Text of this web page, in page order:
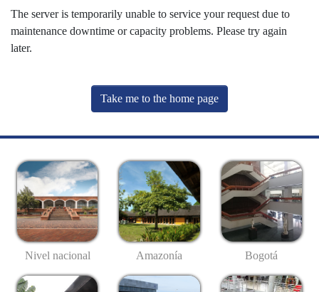
The server is temporarily unable to service your request due to
maintenance downtime or capacity problems. Please try again
later.
Take me to the home page
Nivel nacional Amazonía Bogotá